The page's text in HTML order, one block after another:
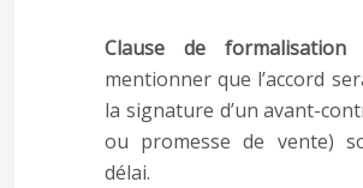
Clause de formalisation
mentionner que l’accord
la signature d’un avant-
ou promesse de vente)
délai.